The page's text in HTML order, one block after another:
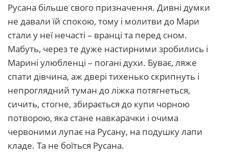
Русана більше свого призначення. Дивні думки
не давали їй спокою, тому і молитви до Мари
стали у неї нечасті – вранці та перед сном.
Мабуть, через те дуже настирними зробились і
Марині улюбленці – погані духи. Буває, ляже
спати дівчина, аж двері тихенько скрипнуть і
непроглядний туман до ліжка потягнеться,
сичить, стогне, збирається до купи чорною
потворою, яка стане навкарачки і очима
червоними лупає на Русану, на подушку лапи
кладе. Та не боїться Русана.